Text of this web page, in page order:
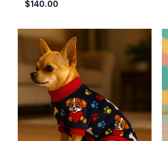
$140.00